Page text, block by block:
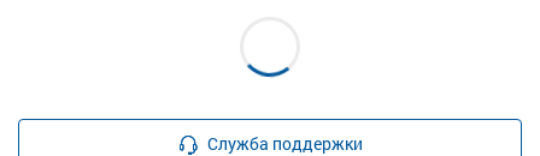
Служба поддержки